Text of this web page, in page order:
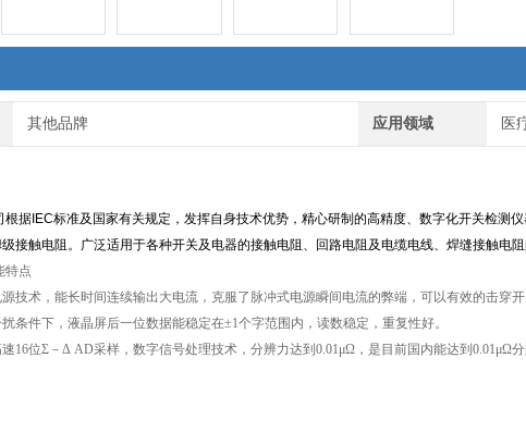
其他品牌 应用领域 医
根据IEC标准及国家有关规定，发挥自身技术优势，精心研制的高精度、数字化开关检测
接触电阻。广泛适用于各种开关及电器的接触电阻、回路电阻及电缆电线、焊缝接触电阻
特点
技术，能长时间连续输出大电流，克服了脉冲式电源瞬间电流的弊端，可以有效的击穿
条件下，液晶屏后一位数据能稳定在±1个字范围内，读数稳定，重复性好。
16位Σ－Δ AD采样，数字信号处理技术，分辨力达到0.01μΩ，是目前国内能达到0.01μΩ